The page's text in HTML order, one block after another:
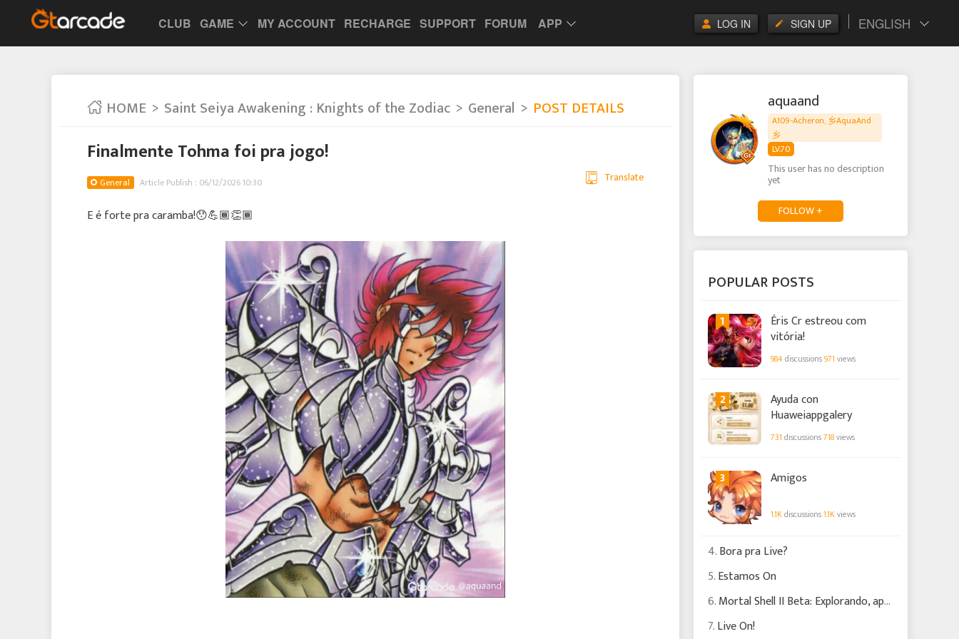
CLUB GAME MY ACCOUNT RECHARGE SUPPORT FORUM APP ENGLISH
SIGN UP
LOG IN
HOME Saint Seiya Awakening : Knights of the Zodiac General POST DETAILS
Finalmente Tohma foi pra jogo!
General Article Publish : 06/12/2026 10:30 Translate
E é forte pra caramba!😯💪🏾👏🏾
aquaand
A109-Acheron, 乡AquaAnd
乡
LV.70
This user has no description
yet
FOLLOW +
POPULAR POSTS
1
Éris Cr estreou com
vitória!
984discussions971 views
2
Ayuda con
Huaweiappgalery
731 discussions718views
3 Amigos
1.1Kdiscussions1.1Kviews
4.Bora pra Live?
5.Estamos On
6.Mortal Shell II Beta: Explorando, apanhando e batendo!!! #2
7.Live On!